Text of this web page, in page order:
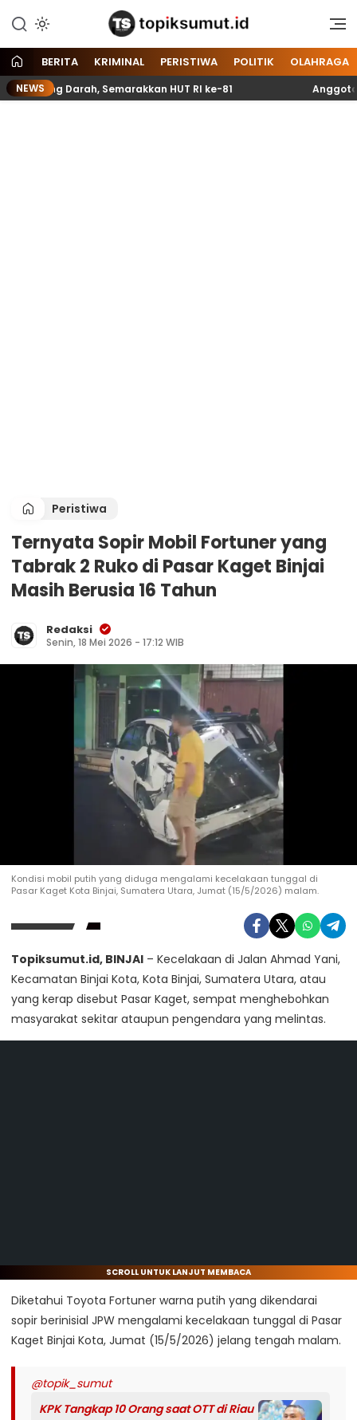
Topik Sumut
Memberitakan Seputar
dan Nasional
BERITA KRIMINAL PERISTIWA POLITIK OLAHRAGA
NEWS
Darah, Semarakkan HUT RI ke-81 Anggota
Peristiwa
Ternyata Sopir Mobil Fortuner yang
Tabrak 2 Ruko di Pasar Kaget Binjai
Masih Berusia 16 Tahun
Redaksi
Senin, 18 Mei 2026 - 17:12 WIB
Kondisi mobil putih yang diduga mengalami kecelakaan tunggal di
Pasar Kaget Kota Binjai, Sumatera Utara, Jumat (15/5/2026) malam.
Topiksumut.id, BINJAI – Kecelakaan di Jalan Ahmad Yani,
Kecamatan Binjai Kota, Kota Binjai, Sumatera Utara, atau
yang kerap disebut Pasar Kaget, sempat menghebohkan
masyarakat sekitar ataupun pengendara yang melintas.
SCROLL UNTUK LANJUT MEMBACA
Diketahui Toyota Fortuner warna putih yang dikendarai
sopir berinisial JPW mengalami kecelakaan tunggal di Pasar
Kaget Binjai Kota, Jumat (15/5/2026) jelang tengah malam.
@topik_sumut
KPK Tangkap 10 Orang saat OTT di Riau